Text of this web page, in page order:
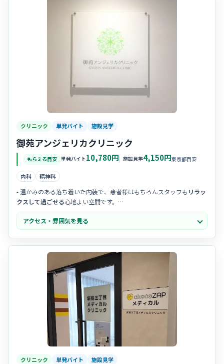
クリニック 単発バイト 施設見学
御苑アンジェリカクリニック
もらえる目安 単発バイト10,780円 施設見学4,150円東京都目安
内科 精神科
- 温かみのある落ち着いた内装で、患者様はもちろんスタッフも リラッ
クスして過ごせる心地よい空間です。
- スタッフ間のチームワークが良く、アットホームで相談しやすい雰囲
気なので、新しい環境でも馴染みやすいですよ。
- 一人ひとりの患者様とじっくり向き合う姿勢を大切にしており、心の
アクセス・雰囲気を見る
クリニック 単発バイト 施設見学